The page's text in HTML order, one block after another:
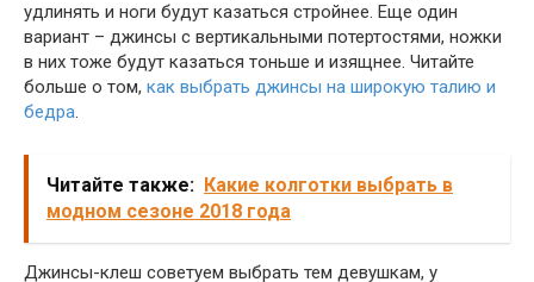
удлинять и ноги будут казаться стройнее. Еще один
вариант – джинсы с вертикальными потертостями, ножки
в них тоже будут казаться тоньше и изящнее. Читайте
больше о том, как выбрать джинсы на широкую талию и
бедра.
Читайте также: Какие колготки выбрать в
модном сезоне 2018 года
Джинсы-клеш советуем выбрать тем девушкам, у